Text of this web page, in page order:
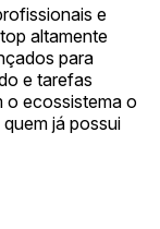
e
altamente
para
e tarefas
o ecossistema o
já possui